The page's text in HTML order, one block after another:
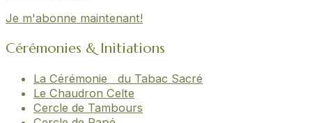
Je m'abonne maintenant!
Cérémonies & Initiations
La Cérémonie du Tabac Sacré
Le Chaudron Celte
Cercle de Tambours